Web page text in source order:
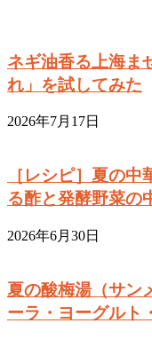
ネギ油香る上海ま
れ」を試してみた
2026年7月17日
［レシピ］夏の
る酢と発酵野菜の
2026年6月30日
夏の酸梅湯（サン
ーラ・ヨーグルト